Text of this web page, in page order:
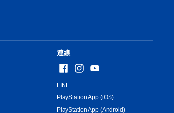
連線
LINE
PlayStation App (iOS)
PlayStation App (Android)